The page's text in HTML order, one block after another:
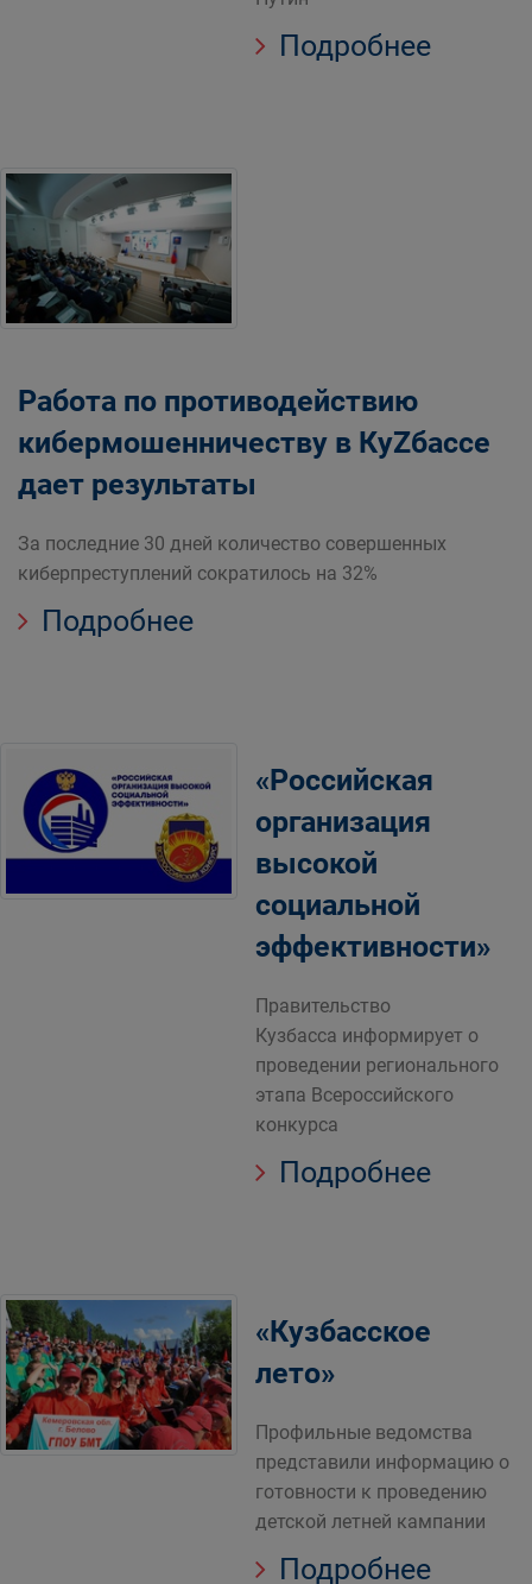
Подробнее
Работа по противодействию
кибермошенничеству в КуZбассе
дает результаты
За последние 30 дней количество совершенных
киберпреступлений сократилось на 32%
Подробнее
«Российская
организация
высокой
социальной
эффективности»
Правительство
Кузбасса информирует о
проведении регионального
этапа Всероссийского
конкурса
Подробнее
«Кузбасское
лето»
Профильные ведомства
представили информацию о
готовности к проведению
детской летней кампании
Подробнее